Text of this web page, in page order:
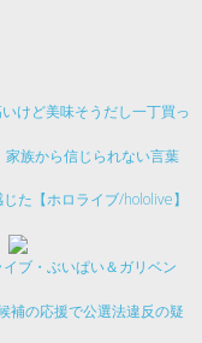
けど美味そうだし一丁買っ
族から信じられない言葉
た【ホロライブ/hololive】
ブ・ぶいぱい＆ガリベン
補の応援で公選法違反の疑